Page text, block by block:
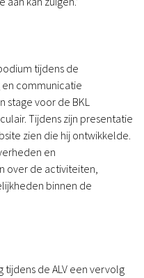
tijdens de
communicatie
stage voor de BKL
Tijdens zijn presentatie
zien die hij ontwikkelde.
en
over de activiteiten,
binnen de
de ALV een vervolg